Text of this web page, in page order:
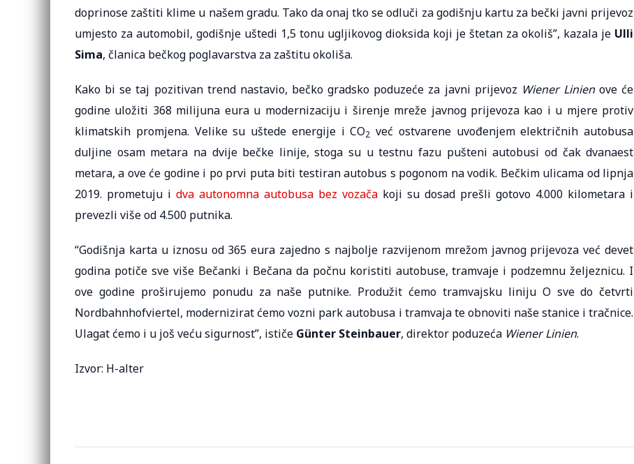
doprinose zaštiti klime u našem gradu. Tako da onaj tko se odluči za godišnju kartu za bečki javni prijevoz
umjesto za automobil, godišnje uštedi 1,5 tonu ugljikovog dioksida koji je štetan za okoliš”, kazala je Ulli
Sima, članica bečkog poglavarstva za zaštitu okoliša.
Kako bi se taj pozitivan trend nastavio, bečko gradsko poduzeće za javni prijevoz Wiener Linienove će
godine uložiti 368 milijuna eura u modernizaciju i širenje mreže javnog prijevoza kao i u mjere protiv
klimatskih promjena. Velike su uštede energije i CO2 već ostvarene uvođenjem električnih autobusa
duljine osam metara na dvije bečke linije, stoga su u testnu fazu pušteni autobusi od čak dvanaest
metara, a ove će godine i po prvi puta biti testiran autobus s pogonom na vodik. Bečkim ulicama od lipnja
2019. prometuju idva autonomna autobusa bez vozača koji su dosad prešli gotovo 4.000 kilometara i
prevezli više od 4.500 putnika.
“Godišnja karta u iznosu od 365 eura zajedno s najbolje razvijenom mrežom javnog prijevoza već devet
godina potiče sve više Bečanki i Bečana da počnu koristiti autobuse, tramvaje i podzemnu željeznicu. I
ove godine proširujemo ponudu za naše putnike. Produžit ćemo tramvajsku liniju O sve do četvrti
Nordbahnhofviertel, modernizirat ćemo vozni park autobusa i tramvaja te obnoviti naše stanice i tračnice.
Ulagat ćemo i u još veću sigurnost”, ističe Günter Steinbauer, direktor poduzeća Wiener Linien.
Izvor: H-alter